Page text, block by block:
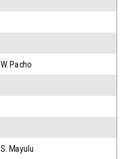
W. Pacho
S. Mayulu